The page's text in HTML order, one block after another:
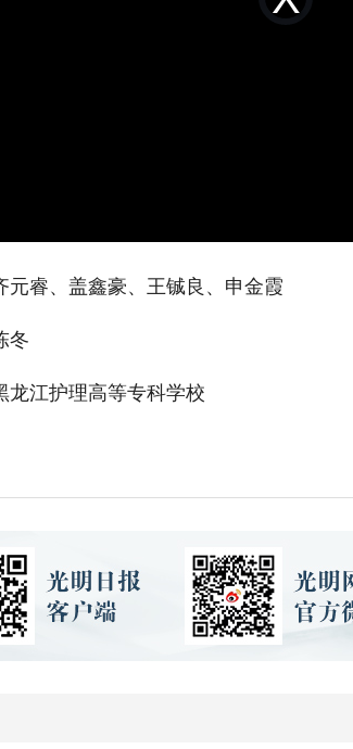
loading.
元睿、盖鑫豪、王铖良、申金霞
冬
龙江护理高等专科学校